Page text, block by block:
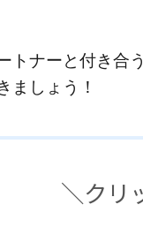
トナーと付き合
ましょう！
＼クリ